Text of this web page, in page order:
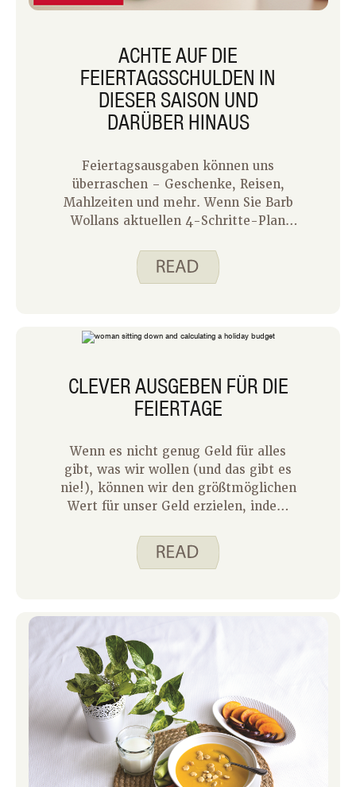
ACHTE AUF DIE
FEIERTAGSSCHULDEN IN
DIESER SAISON UND
DARÜBER HINAUS
Feiertagsausgaben können uns
überraschen – Geschenke, Reisen,
Mahlzeiten und mehr. Wenn Sie Barb
Wollans aktuellen 4-Schritte-Plan
planen, sind Sie bereits voraus. Gehen
Sie nun noch einen Schritt weiter,
Utah State Extension nutzen, um
während der Feiertage und darüber
persönlichen Finanzen zu bleiben!
CLEVER AUSGEBEN FÜR DIE
FEIERTAGE
Wenn es nicht genug Geld für alles
gibt, was wir wollen (und das gibt es
nie!), können wir den größtmöglichen
Wert für unser Geld erzielen, indem
das wir haben, verwenden. Wenn die
Weihnachtszeit näher rückt, ist es ein
aussehen werden, um das neue Jahr
nicht mit Geldstress zu beginnen.